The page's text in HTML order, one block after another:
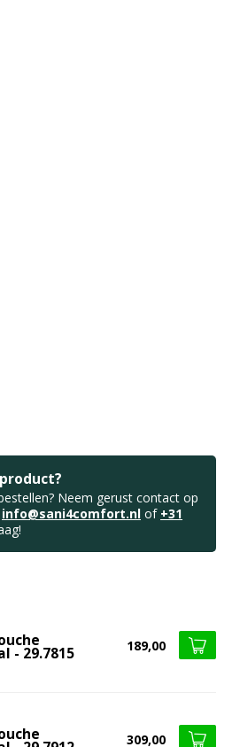
Neem gerust contact op
info@sani4comfort.nl of +31
- 29.7815 189,00
309,00